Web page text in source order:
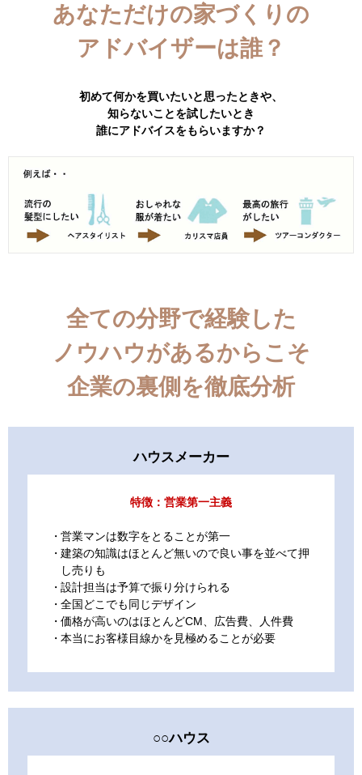
あなただけの家づくりの
アドバイザーは誰？
初めて何かを買いたいと思ったときや、
知らないことを試したいとき
誰にアドバイスをもらいますか？
全ての分野で経験した
ノウハウがあるからこそ
企業の裏側を徹底分析
ハウスメーカー
特徴：営業第一主義
営業マンは数字をとることが第一
建築の知識はほとんど無いので良い事を並べて押
し売りも
設計担当は予算で振り分けられる
全国どこでも同じデザイン
価格が高いのはほとんどCM、広告費、人件費
本当にお客様目線かを見極めることが必要
○○ハウス